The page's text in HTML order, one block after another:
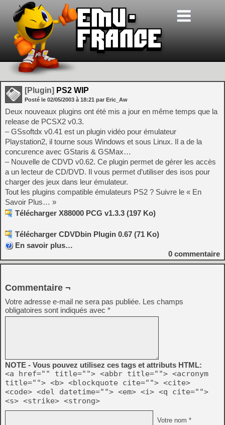
[Plugin] PS2 WIP
Posté le 02/05/2003 à 18:21 par Eric_Aw
Deux nouveaux plugins ont été mis a jour en même temps que la
release de PCSX2 v0.3.
– GSsoftdx v0.41 est un plugin vidéo pour émulateur
Playstation2, il tourne sous Windows et sous Linux. Il a de la
concurence avec GStaris & GSMax…
– Nouvelle de CDVD v0.62. Ce plugin permet de gérer les accès
a un lecteur de CD/DVD. Il vous permet d’utiliser des isos pour
charger des jeux dans leur émulateur.
Tout les plugins compatible émulateurs PS2 ? Suivre le « En
Savoir Plus… »
Télécharger X88000 PCG v1.3.3 (197 Ko)
Télécharger CDVDbin Plugin 0.67 (71 Ko)
En savoir plus…
0 commentaire
Commentaire ¬
Votre adresse e-mail ne sera pas publiée. Les champs
obligatoires sont indiqués avec *
NOTE - Vous pouvez utilisez ces tags et attributs HTML:
<a href="" title=""> <abbr title=""> <acronym
title=""> <b> <blockquote cite=""> <cite>
<code> <del datetime=""> <em> <i> <q cite="">
<s> <strike> <strong>
Votre nom *